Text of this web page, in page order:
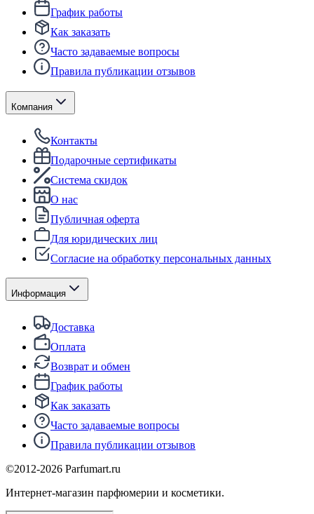
График работы
Как заказать
Часто задаваемые вопросы
Правила публикации отзывов
Компания
Контакты
Подарочные сертификаты
Система скидок
О нас
Публичная оферта
Для юридических лиц
Согласие на обработку персональных данных
Информация
Доставка
Оплата
Возврат и обмен
График работы
Как заказать
Часто задаваемые вопросы
Правила публикации отзывов
©2012-2026 Parfumart.ru
Интернет-магазин парфюмерии и косметики.